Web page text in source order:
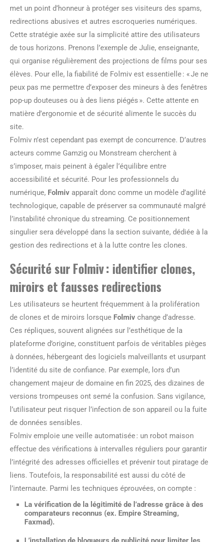
met un point d’honneur à protéger ses visiteurs des spams,
redirections abusives et autres escroqueries numériques.
Cette stratégie axée sur la simplicité attire des utilisateurs
de tous horizons. Prenons l’exemple de Julie, enseignante,
qui organise régulièrement des projections de films pour ses
élèves. Pour elle, la fiabilité de Folmiv est essentielle : « Je ne
peux pas me permettre d’exposer des mineurs à des fenêtres
pop-up douteuses ou à des liens piégés ». Cette attente en
matière d’ergonomie et de sécurité alimente le succès du
site.
Folmiv n’est cependant pas exempt de concurrence. D’autres
acteurs comme Gamzig ou Monstream cherchent à
s’imposer, mais peinent à égaler l’équilibre entre
accessibilité et sécurité. Pour les professionnels du
numérique, Folmiv apparaît donc comme un modèle d’agilité
technologique, capable de préserver sa communauté malgré
l’instabilité chronique du streaming. Ce positionnement
singulier sera développé dans la section suivante, dédiée à la
gestion des redirections et à la lutte contre les clones.
Sécurité sur Folmiv : identifier clones,
miroirs et fausses redirections
Les utilisateurs se heurtent fréquemment à la prolifération
de clones et de miroirs lorsque Folmiv change d’adresse.
Ces répliques, souvent alignées sur l’esthétique de la
plateforme d’origine, constituent parfois de véritables pièges
à données, hébergeant des logiciels malveillants et usurpant
l’identité du site de confiance. Par exemple, lors d’un
changement majeur de domaine en fin 2025, des dizaines de
versions trompeuses ont semé la confusion. Sans vigilance,
l’utilisateur peut risquer l’infection de son appareil ou la fuite
de données sensibles.
Folmiv emploie une veille automatisée : un robot maison
effectue des vérifications à intervalles réguliers pour garantir
l’intégrité des adresses officielles et prévenir tout piratage de
liens. Toutefois, la responsabilité est aussi du côté de
l’internaute. Parmi les techniques éprouvées, on compte :
La vérification de la légitimité de l’adresse grâce à des
comparateurs reconnus (ex. Empire Streaming,
Faxmad).